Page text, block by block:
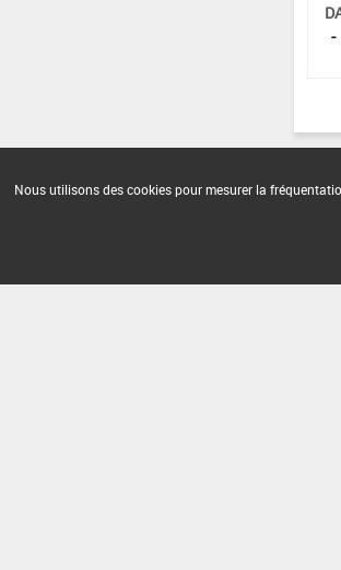
-
Nous utilisons des cookies pour mesurer la